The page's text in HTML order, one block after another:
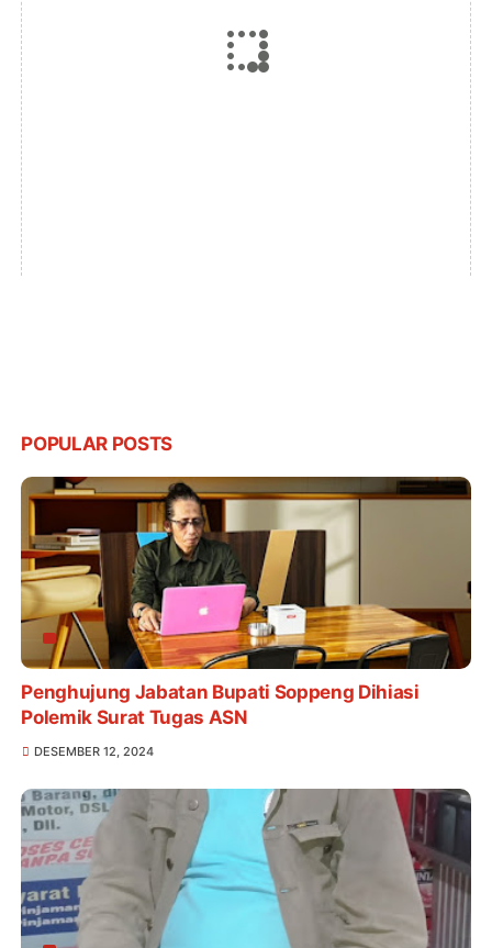
POPULAR POSTS
Penghujung Jabatan Bupati Soppeng Dihiasi
Polemik Surat Tugas ASN
DESEMBER 12, 2024